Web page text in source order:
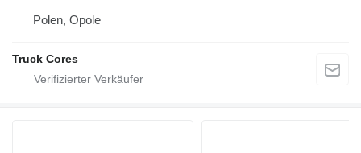
Polen, Opole
Truck Cores